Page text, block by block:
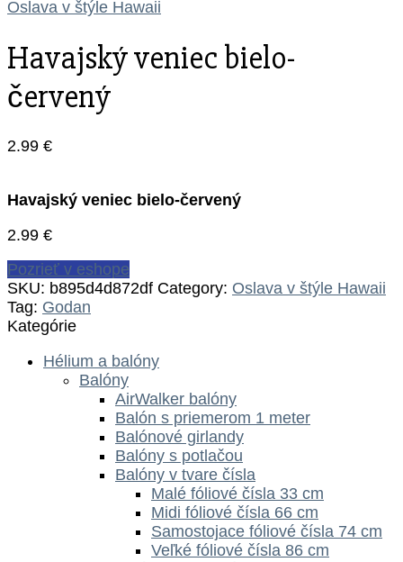
Oslava v štýle Hawaii
Havajský veniec bielo-
červený
2.99 €
Havajský veniec bielo-červený
2.99 €
Pozrieť v eshope
SKU: b895d4d872df Category: Oslava v štýle Hawaii
Tag: Godan
Kategórie
Hélium a balóny
Balóny
AirWalker balóny
Balón s priemerom 1 meter
Balónové girlandy
Balóny s potlačou
Balóny v tvare čísla
Malé fóliové čísla 33 cm
Midi fóliové čísla 66 cm
Samostojace fóliové čísla 74 cm
Veľké fóliové čísla 86 cm